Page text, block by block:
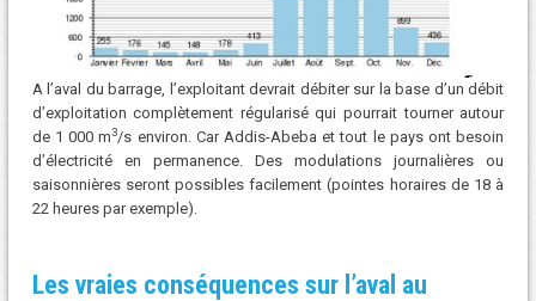
A l’aval du barrage, l’exploitant devrait débiter sur la base d’un débit
d’exploitation complètement régularisé qui pourrait tourner autour
de 1 000 m3/s environ. Car Addis-Abeba et tout le pays ont besoin
d’électricité en permanence. Des modulations journalières ou
saisonnières seront possibles facilement (pointes horaires de 18 à
22 heures par exemple).
Les vraies conséquences sur l’aval au